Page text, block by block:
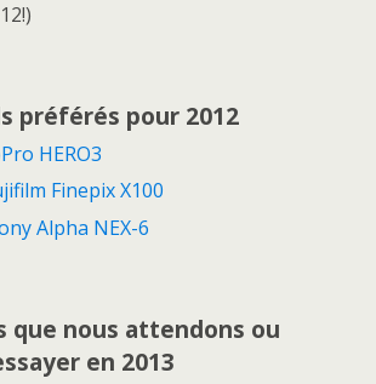
préférés pour 2012
HERO3
Finepix X100
Alpha NEX-6
que nous attendons ou
en 2013